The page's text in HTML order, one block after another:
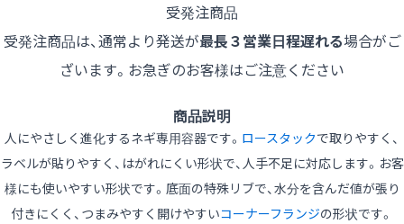
受発注商品
受発注商品は、通常より発送が最長３営業日程遅れる場合がご
ざいます。お急ぎのお客様はご注意ください
商品説明
人にやさしく進化するネギ専用容器です。 ロースタックで取りやすく、
ラベルが貼りやすく、はがれにくい形状で、人手不足に対応します。お客
様にも使いやすい形状です。底面の特殊リブで、水分を含んだ値が張り
付きにくく、つまみやすく開けやすいコーナーフランジの形状です。